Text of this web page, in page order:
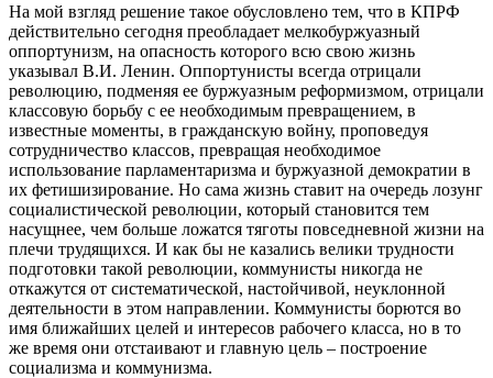
На мой взгляд решение такое обусловлено тем, что в КПРФ
действительно сегодня преобладает мелкобуржуазный
оппортунизм, на опасность которого всю свою жизнь
указывал В.И. Ленин. Оппортунисты всегда отрицали
революцию, подменяя ее буржуазным реформизмом, отрицали
классовую борьбу с ее необходимым превращением, в
известные моменты, в гражданскую войну, проповедуя
сотрудничество классов, превращая необходимое
использование парламентаризма и буржуазной демократии в
их фетишизирование. Но сама жизнь ставит на очередь лозунг
социалистической революции, который становится тем
насущнее, чем больше ложатся тяготы повседневной жизни на
плечи трудящихся. И как бы не казались велики трудности
подготовки такой революции, коммунисты никогда не
откажутся от систематической, настойчивой, неуклонной
деятельности в этом направлении. Коммунисты борются во
имя ближайших целей и интересов рабочего класса, но в то
же время они отстаивают и главную цель – построение
социализма и коммунизма.